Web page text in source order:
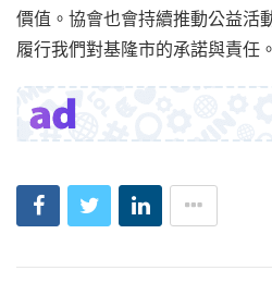
價值。協會也會持續推動公益活
履行我們對基隆市的承諾與責任。